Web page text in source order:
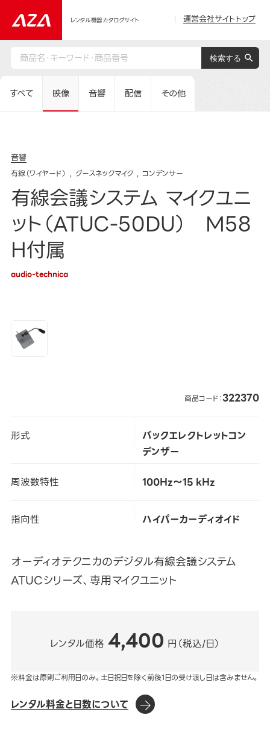
レンタル機器カタログサイト 運営会社サイトトップ
すべて 映像 音響 配信 その他
音響
有線（ワイヤード） グースネックマイク コンデンサー
有線会議システム マイクユニ
ット（ATUC-50DU） M58
H付属
audio-technica
商品コード：322370
形式
バックエレクトレットコン
デンザー
周波数特性
100Hz～15 kHz
指向性 ハイパーカーディオイド
オーディオテクニカのデジタル有線会議システム
ATUCシリーズ、専用マイクユニット
レンタル価格 4,400 円（税込/日）
※料金は原則ご利用日のみ。土日祝日を除く前後1日の受け渡し日は含みません。
レンタル料金と日数について